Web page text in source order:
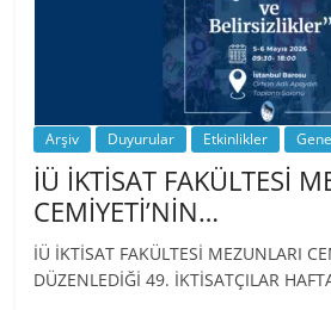
Arşiv Duyurular Etkinlikler
İÜ İKTİSAT FAKÜLTESİ
CEMİYETİ’NİN…
İÜ İKTİSAT FAKÜLTESİ MEZUNLARI
DÜZENLEDİĞİ 49. İKTİSATÇILAR